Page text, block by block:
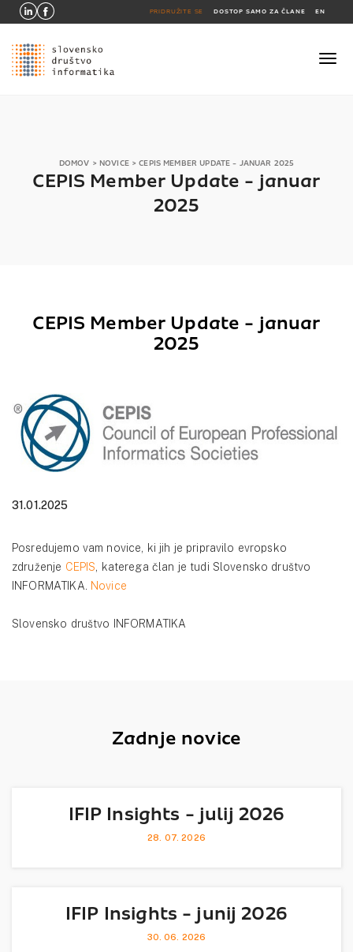
PRIDRUŽITE SE DOSTOP SAMO ZA ČLANE EN
DOMOV > NOVICE>CEPIS MEMBER UPDATE - JANUAR 2025
CEPIS Member Update - januar
2025
CEPIS Member Update - januar
2025
31.01.2025
Posredujemo vam novice, ki jih je pripravilo evropsko
združenje CEPIS, katerega član je tudi Slovensko društvo
INFORMATIKA. Novice
Slovensko društvo INFORMATIKA
Zadnje novice
IFIP Insights - julij 2026
28. 07. 2026
IFIP Insights - junij 2026
30. 06. 2026